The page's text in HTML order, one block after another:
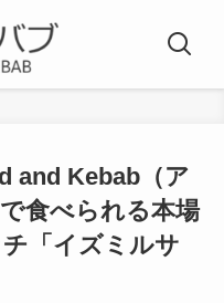
and Kebab（ア
食べられる本場
「イズミルサ